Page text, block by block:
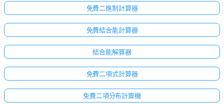
免費二進制計算器
免費結合能計算器
結合能解算器
免費二項式計算器
免費二項分布計算機